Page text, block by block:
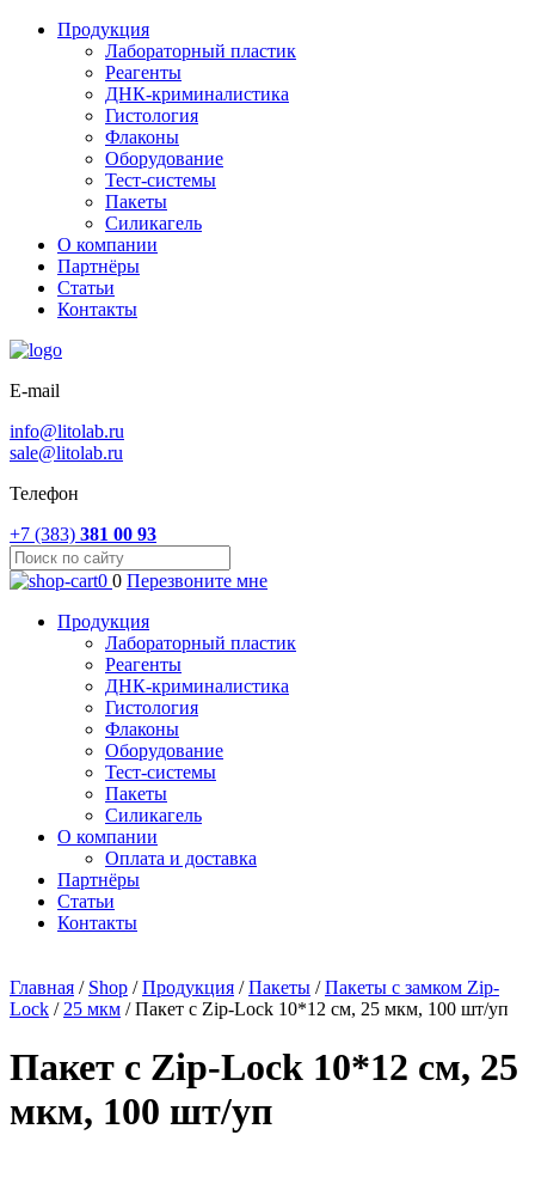
Продукция
Лабораторный пластик
Реагенты
ДНК-криминалистика
Гистология
Флаконы
Оборудование
Тест-системы
Пакеты
Силикагель
О компании
Партнёры
Статьи
Контакты
E-mail
info@litolab.ru
sale@litolab.ru
Телефон
+7 (383) 381 00 93
0 0 Перезвоните мне
Продукция
Лабораторный пластик
Реагенты
ДНК-криминалистика
Гистология
Флаконы
Оборудование
Тест-системы
Пакеты
Силикагель
О компании
Оплата и доставка
Партнёры
Статьи
Контакты
Главная / Shop /Продукция /Пакеты /Пакеты с замком Zip-
Lock / 25 мкм /Пакет с Zip-Lock 10*12 см, 25 мкм, 100 шт/уп
Пакет с Zip-Lock 10*12 см, 25
мкм, 100 шт/уп